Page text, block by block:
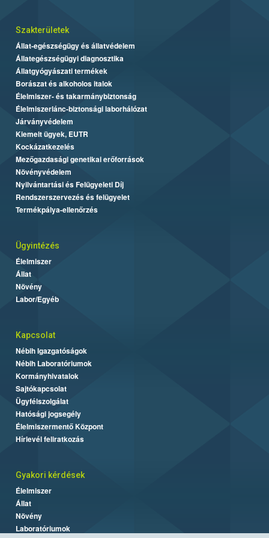
Szakterületek
Állat-egészségügy és állatvédelem
Állategészségügyi diagnosztika
Állatgyógyászati termékek
Borászat és alkoholos italok
Élelmiszer- és takarmánybiztonság
Élelmiszerlánc-biztonsági laborhálózat
Járványvédelem
Kiemelt ügyek, EUTR
Kockázatkezelés
Mezőgazdasági genetikai erőforrások
Növényvédelem
Nyilvántartási és Felügyeleti Díj
Rendszerszervezés és felügyelet
Termékpálya-ellenőrzés
Ügyintézés
Élelmiszer
Állat
Növény
Labor/Egyéb
Kapcsolat
Nébih Igazgatóságok
Nébih Laboratóriumok
Kormányhivatalok
Sajtókapcsolat
Ügyfélszolgálat
Hatósági jogsegély
Élelmiszermentő Központ
Hírlevél feliratkozás
Gyakori kérdések
Élelmiszer
Állat
Növény
Laboratóriumok